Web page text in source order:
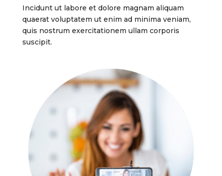
Incidunt ut labore et dolore magnam aliquam
quaerat voluptatem ut enim ad minima veniam,
quis nostrum exercitationem ullam corporis
suscipit.